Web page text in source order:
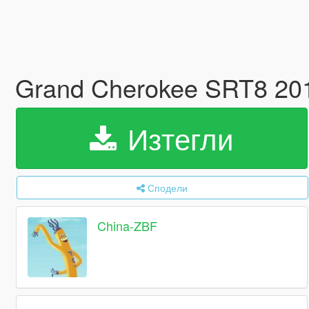
Grand Cherokee SRT8
Изтегли
Сподели
China-ZBF